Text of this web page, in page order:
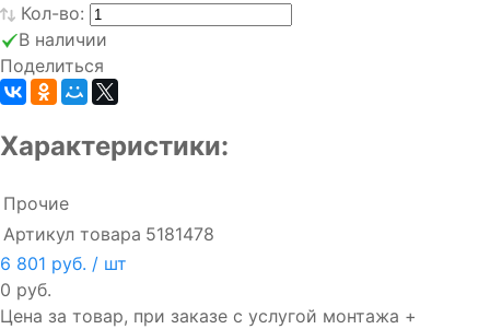
Кол-во:
В наличии
Поделиться
Характеристики:
Прочие
Артикул товара 5181478
6 801 руб. / шт
0 руб.
Цена за товар, при заказе с услугой монтажа +